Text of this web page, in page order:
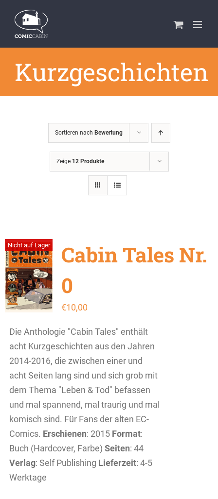
Inhalt
springen
Kurzgeschichten
Sortieren nach Bewertung
Zeige 12 Produkte
Nicht auf Lager
Cabin Tales Nr.
0
€10,00
Die Anthologie "Cabin Tales" enthält
acht Kurzgeschichten aus den Jahren
2014-2016, die zwischen einer und
acht Seiten lang sind und sich grob mit
dem Thema "Leben & Tod" befassen
und mal spannend, mal traurig und mal
komisch sind. Für Fans der alten EC-
Comics. Erschienen: 2015 Format:
Buch (Hardcover, Farbe) Seiten: 44
Verlag: Self Publishing Lieferzeit: 4-5
Werktage